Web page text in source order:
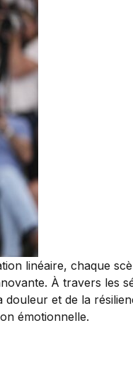
linéaire, chaque
À travers les
et de la
émotionnelle.